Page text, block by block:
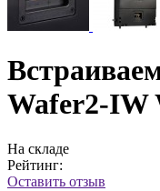
Wafer2-IW
На складе
Рейтинг:
Оставить отзыв